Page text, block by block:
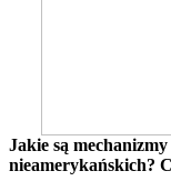
Jakie są
nieamerykańskich?